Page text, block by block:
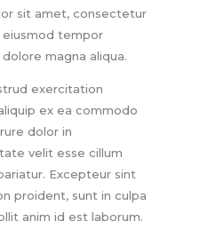
sit amet, consectetur
eiusmod tempor
magna aliqua.
exercitation
ex ea commodo
dolor in
velit esse cillum
Excepteur sint
proident, sunt in culpa
anim id est laborum.